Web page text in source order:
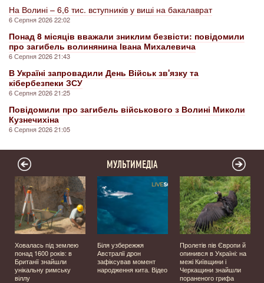
На Волині – 6,6 тис. вступників у виші на бакалаврат
6 Серпня 2026 22:02
Понад 8 місяців вважали зниклим безвісти: повідомили
про загибель волинянина Івана Михалевича
6 Серпня 2026 21:43
В Україні запровадили День Військ зв'язку та
кібербезпеки ЗСУ
6 Серпня 2026 21:25
Повідомили про загибель військового з Волині Миколи
Кузнечихіна
6 Серпня 2026 21:05
МУЛЬТИМЕДІА
Ховалась під землею
понад 1600 років: в
Британії знайшли
унікальну римську
віллу
Біля узбережжя
Австралії дрон
зафіксував момент
народження кита. Відео
Пролетів пів Європи й
опинився в Україні: на
межі Київщини і
Черкащини знайшли
пораненого грифа